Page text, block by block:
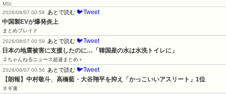
MSI
2026/08/07 00:58
あとで読む 🐦Tweet
中国製EVが爆発炎上
まとめブレイド
2026/08/07 00:59
あとで読む 🐦Tweet
日本の地震被害に支援したのに…「韓国産の水は水洗トイレに」
２ちゃんねるニュース超速まとめ＋
2026/08/07 00:56
あとで読む 🐦Tweet
【朗報】中村敬斗、高橋藍・大谷翔平を抑え「かっこいいアスリート」1位
ネギ速